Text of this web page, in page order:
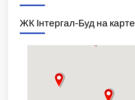
ЖК Інтергал-Буд на карте